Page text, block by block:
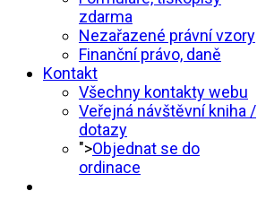
zdarma
Nezařazené právní vzory
Finanční právo, daně
Kontakt
Všechny kontakty webu
Veřejná návštěvní kniha /
dotazy
">Objednat se do
ordinace